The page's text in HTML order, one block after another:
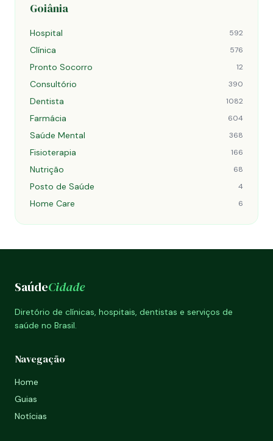
Goiânia
Hospital 592
Clínica 576
Pronto Socorro 12
Consultório 390
Dentista 1082
Farmácia 604
Saúde Mental 368
Fisioterapia 166
Nutrição 68
Posto de Saúde 4
Home Care 6
SaúdeCidade
Diretório de clínicas, hospitais, dentistas e serviços de
saúde no Brasil.
Navegação
Home
Guias
Notícias